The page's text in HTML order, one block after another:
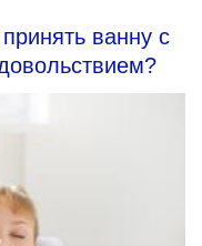
ванну с